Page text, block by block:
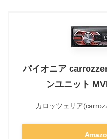
パイオニア
ンユニット
カロッツェリア